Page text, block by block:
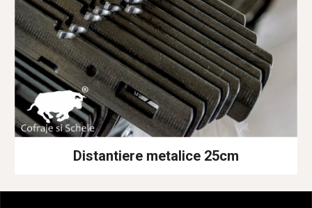
Distantiere metalice 25cm